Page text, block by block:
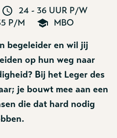
24 - 36 UUR P/W
P/M
MBO
begeleider en wil jij
op hun weg naar
Bij het Leger des
je bouwt mee aan een
die dat hard nodig